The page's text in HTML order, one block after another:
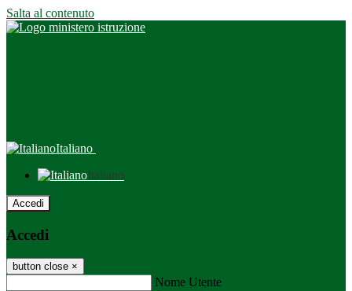
Salta al contenuto
Italiano
Italiano
Accedi
Accedi
button close ×
Nome Utente